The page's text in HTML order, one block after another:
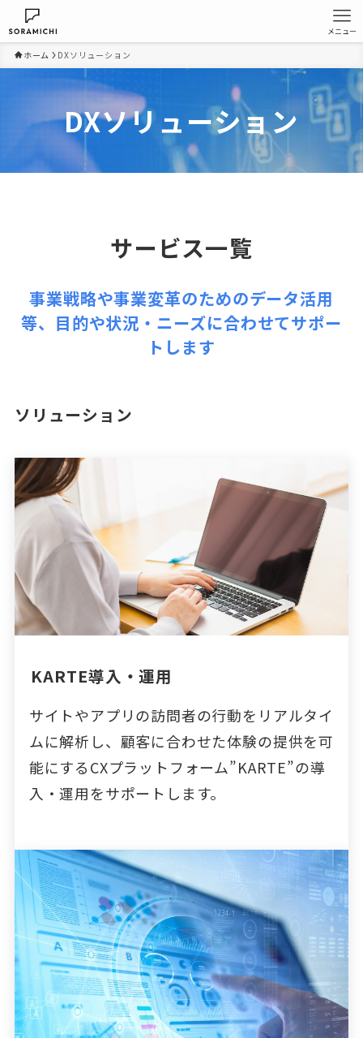
メニュー
ホーム DXソリューション
DXソリューション
サービス一覧
事業戦略や事業変革のためのデータ活用
等、目的や状況・ニーズに合わせてサポー
トします
ソリューション
KARTE導入・運用
サイトやアプリの訪問者の行動をリアルタイ
ムに解析し、顧客に合わせた体験の提供を可
能にするCXプラットフォーム”KARTE”の導
入・運用をサポートします。